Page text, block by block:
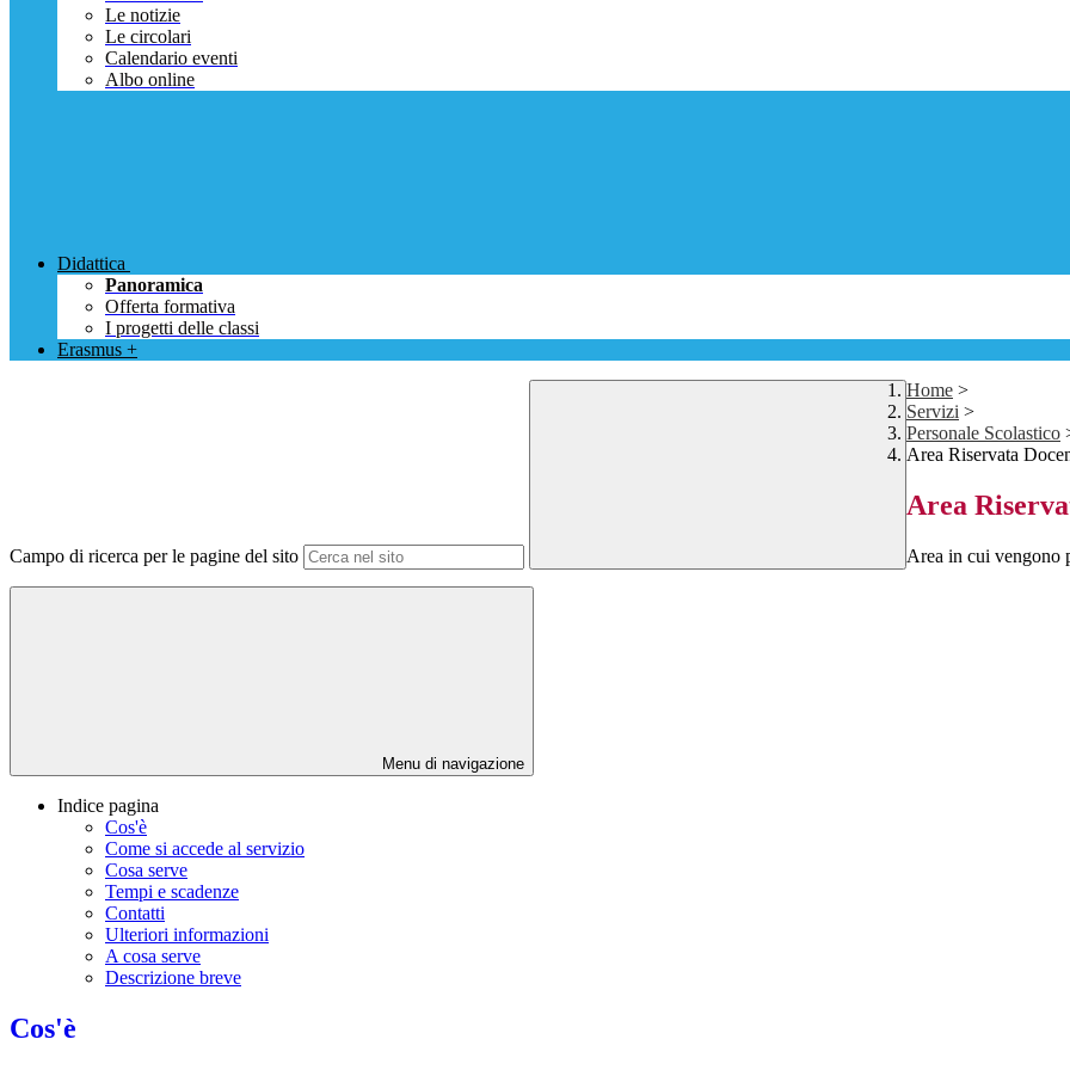
Le notizie
Le circolari
Calendario eventi
Albo online
Didattica
Panoramica
Offerta formativa
I progetti delle classi
Erasmus +
Campo di ricerca per le pagine del sito
Home >
Servizi >
Personale Scolastico
Area Riservata
Area
Area in cui vengono
Menu di navigazione
Indice pagina
Cos'è
Come si accede al servizio
Cosa serve
Tempi e scadenze
Contatti
Ulteriori informazioni
A cosa serve
Descrizione breve
Cos'è